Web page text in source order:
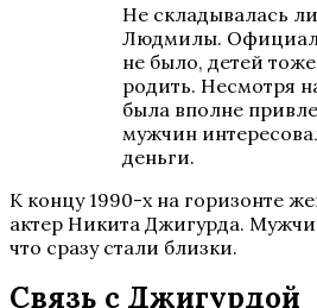
Не складывалась
Людмилы.
не было, детей
родить. Несмотря
была вполне
мужчин
деньги.
К концу 1990-х на горизонте
актер Никита Джигурда.
что сразу стали близки.
Связь с Джигурдой